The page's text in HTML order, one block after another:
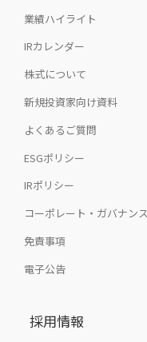
業績ハイライト
IRカレンダー
株式について
新規投資家向け資料
よくあるご質問
ESGポリシー
IRポリシー
コーポレート・ガバナンス
免責事項
電子公告
採用情報